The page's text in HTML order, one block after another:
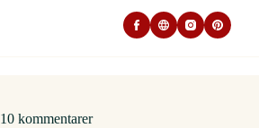
10 kommentarer